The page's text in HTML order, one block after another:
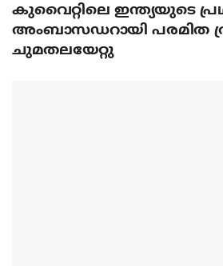
കുവൈറ്റിലെ ഇന്ത്യയുടെ
അംബാസഡറായി പരമിത
ചുമതലയേറ്റു